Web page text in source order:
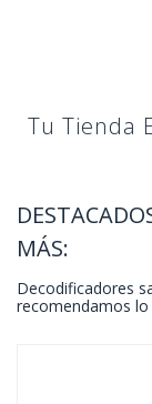
Tu Tienda
MÁS:
Decodificadores
recomendamos